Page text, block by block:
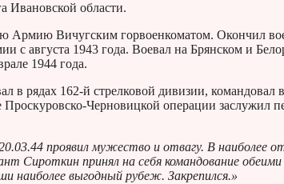
Ивановской области.
Армию Вичугским горвоенкоматом. Окончил
с августа 1943 года. Воевал на Брянском и
1944 года.
в рядах 162-й стрелковой дивизии,
Проскуровско-Черновицкой операции заслужил
проявил мужество и отвагу. В наиболее
Сироткин принял на себя командование
наиболее выгодный рубеж. Закрепился.»